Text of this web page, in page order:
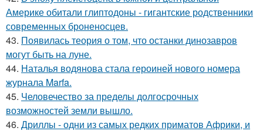
Америке обитали глиптодоны - гигантские родственники
современных броненосцев.
43. Появилась теория о том, что останки динозавров
могут быть на луне.
44. Наталья водянова стала героиней нового номера
журнала Marfa.
45. Человечество за пределы долгосрочных
возможностей земли вышло.
46. Дриллы - одни из самых редких приматов Африки, и